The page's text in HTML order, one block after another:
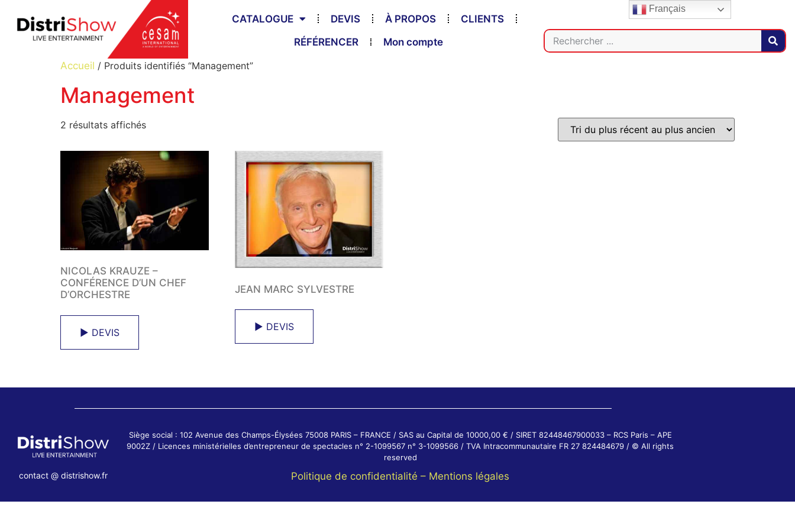
CATALOGUE DEVIS À PROPOS
CLIENTS
RÉFÉRENCER
Mon compte
Accueil / Produits identifiés “Management”
Management
2 résultats affichés
NICOLAS KRAUZE –
CONFÉRENCE D’UN CHEF
D’ORCHESTRE
► DEVIS
JEAN MARC SYLVESTRE
► DEVIS
contact @ distrishow.fr
Siège social : 102 Avenue des Champs-Élysées 75008 PARIS – FRANCE / SAS au Capital de 10000,00 € / SIRET 82448467900033 – RCS Paris – APE
9002Z / Licences ministérielles d’entrepreneur de spectacles n° 2-1099567 n° 3-1099566 / TVA Intracommunautaire FR 27 824484679 / © All rights
reserved
Politique de confidentialité – Mentions légales
Français